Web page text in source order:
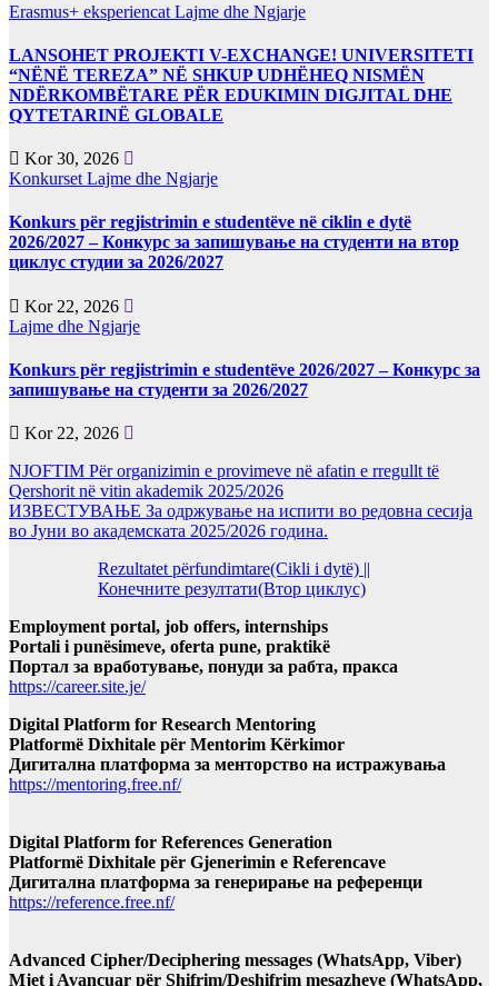
Erasmus+ eksperiencat Lajme dhe Ngjarje
LANSOHET PROJEKTI V-EXCHANGE! UNIVERSITETI
“NËNË TEREZA” NË SHKUP UDHËHEQ NISMËN
NDËRKOMBËTARE PËR EDUKIMIN DIGJITAL DHE
QYTETARINË GLOBALE
Kor 30, 2026
Konkurset Lajme dhe Ngjarje
Konkurs për regjistrimin e studentëve në ciklin e dytë
2026/2027 – Конкурс за запишување на студенти на втор
циклус студии за 2026/2027
Kor 22, 2026
Lajme dhe Ngjarje
Konkurs për regjistrimin e studentëve 2026/2027 – Конкурс за
запишување на студенти за 2026/2027
Kor 22, 2026
NJOFTIM Për organizimin e provimeve në afatin e rregullt të
Qershorit në vitin akademik 2025/2026
ИЗВЕСТУВАЊЕ За одржување на испити во редовна сесија
во Јуни во академската 2025/2026 година.
Rezultatet përfundimtare(Cikli i dytë) ||
Конечните резултати(Втор циклус)
Employment portal, job offers, internships
Portali i punësimeve, oferta pune, praktikë
Портал за вработување, понуди за рабта, пракса
https://career.site.je/
Digital Platform for Research Mentoring
Platformë Dixhitale për Mentorim Kërkimor
Дигитална платформа за менторство на истражувања
https://mentoring.free.nf/
Digital Platform for References Generation
Platformë Dixhitale për Gjenerimin e Referencave
Дигитална платформа за генерирање на референци
https://reference.free.nf/
Advanced Cipher/Deciphering messages (WhatsApp, Viber)
Mjet i Avancuar për Shifrim/Deshifrim mesazheve (WhatsApp,